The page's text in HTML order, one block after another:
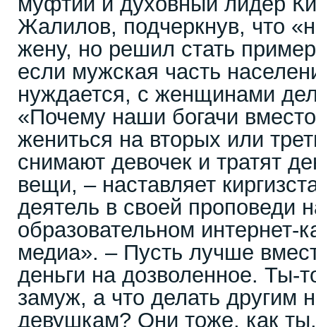
Жалилов, подчеркнув, что
жену, но решил стать
если мужская часть
нуждается, с женщинами
«Почему наши богачи
жениться на вторых или
снимают девочек и тратят
вещи, – наставляет
деятель в своей проповеди
образовательном интернет-
медиа». – Пусть лучше
деньги на дозволенное. Ты-
замуж, а что делать другим
девушкам? Они тоже, как